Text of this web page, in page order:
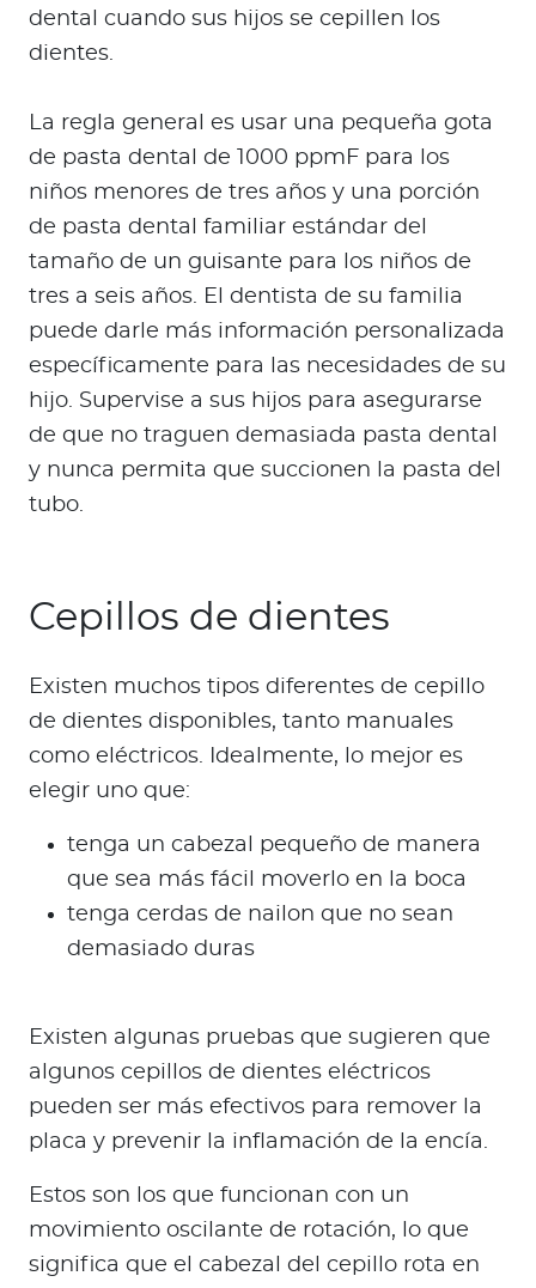
dental cuando sus hijos se cepillen los
dientes.
La regla general es usar una pequeña gota
de pasta dental de 1000 ppmF para los
niños menores de tres años y una porción
de pasta dental familiar estándar del
tamaño de un guisante para los niños de
tres a seis años. El dentista de su familia
puede darle más información personalizada
específicamente para las necesidades de su
hijo. Supervise a sus hijos para asegurarse
de que no traguen demasiada pasta dental
y nunca permita que succionen la pasta del
tubo.
Cepillos de dientes
Existen muchos tipos diferentes de cepillo
de dientes disponibles, tanto manuales
como eléctricos. Idealmente, lo mejor es
elegir uno que:
tenga un cabezal pequeño de manera
que sea más fácil moverlo en la boca
tenga cerdas de nailon que no sean
demasiado duras
Existen algunas pruebas que sugieren que
algunos cepillos de dientes eléctricos
pueden ser más efectivos para remover la
placa y prevenir la inflamación de la encía.
Estos son los que funcionan con un
movimiento oscilante de rotación, lo que
significa que el cabezal del cepillo rota en